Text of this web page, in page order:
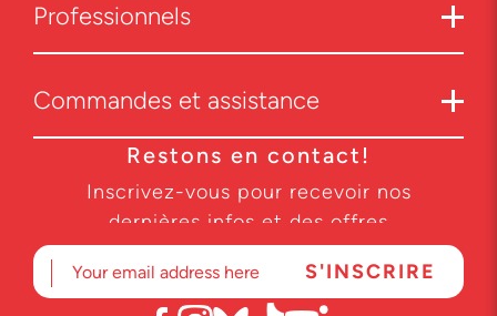
Professionnels
Commandes et assistance
Restons en contact!
Inscrivez-vous pour recevoir nos
dernières infos et des offres
exclusives.